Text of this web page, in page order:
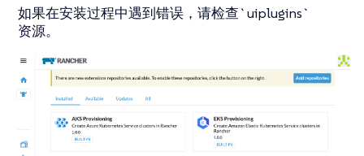
如果在安装过程中遇到错误，请检查`uiplugins`
资源。